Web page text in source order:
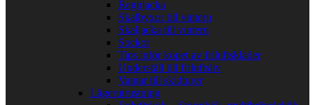
Regnjacka
Skalbyxor till vintern
Skaljacka till vintern
Sockor
Tips inför köpet av friluftskläder
Underställ till friluftsliv
Vantar till skidturer
Lägerutrustning